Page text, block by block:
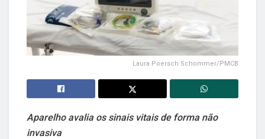
Laura Poersch Schommer/PMCB
Aparelho avalia os sinais vitais de forma não
invasiva